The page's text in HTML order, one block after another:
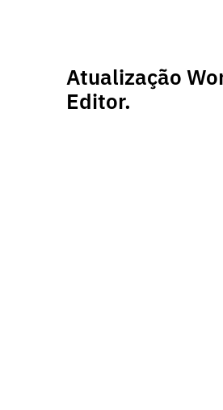
Atualização
Editor.